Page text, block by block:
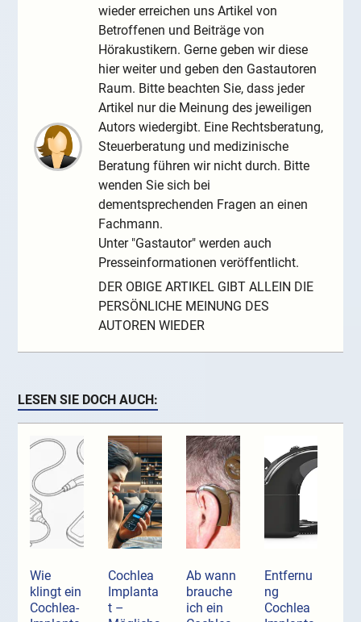
wieder erreichen uns Artikel von
Betroffenen und Beiträge von
Hörakustikern. Gerne geben wir diese
hier weiter und geben den Gastautoren
Raum. Bitte beachten Sie, dass jeder
Artikel nur die Meinung des jeweiligen
Autors wiedergibt. Eine Rechtsberatung,
Steuerberatung und medizinische
Beratung führen wir nicht durch. Bitte
wenden Sie sich bei
dementsprechenden Fragen an einen
Fachmann.
Unter "Gastautor" werden auch
Presseinformationen veröffentlicht.
DER OBIGE ARTIKEL GIBT ALLEIN DIE
PERSÖNLICHE MEINUNG DES
AUTOREN WIEDER
LESEN SIE DOCH AUCH:
Wie
klingt ein
Cochlea-
Cochlea
Implanta
t –
Ab wann
brauche
ich ein
Entfernu
ng
Cochlea